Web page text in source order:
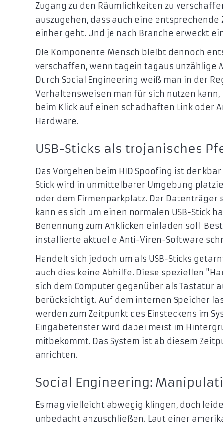
Zugang zu den Räumlichkeiten zu
auszugehen, dass auch eine
einher geht. Und je nach Branche erweckt
Die Komponente Mensch bleibt dennoch
verschaffen, wenn tagein tagaus unzählige
Durch Social Engineering weiß man in der
Verhaltensweisen man für sich nutzen
beim Klick auf einen schadhaften Link
Hardware.
USB-Sticks als trojanisches
Das Vorgehen beim HID Spoofing ist
Stick wird in unmittelbarer Umgebung
oder dem Firmenparkplatz. Der Datenträger
kann es sich um einen normalen USB-Stick
Benennung zum Anklicken einladen soll.
installierte aktuelle Anti-Viren-Software
Handelt sich jedoch um als USB-Sticks
auch dies keine Abhilfe. Diese speziellen
sich dem Computer gegenüber als Tastatur
berücksichtigt. Auf dem internen Speicher
werden zum Zeitpunkt des Einsteckens im
Eingabefenster wird dabei meist im
mitbekommt. Das System ist ab diesem
anrichten.
Social Engineering:
Es mag vielleicht abwegig klingen, doch
unbedacht anzuschließen. Laut einer